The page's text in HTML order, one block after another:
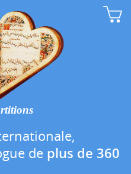
de plus de 360